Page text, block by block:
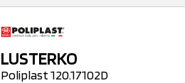
LUSTERKO
Poliplast 120.17102D